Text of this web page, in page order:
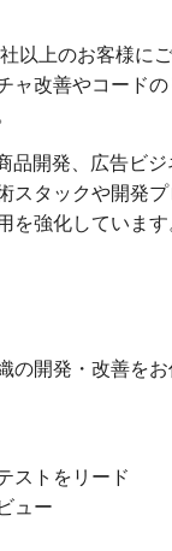
以上のお客様に
ャ改善やコード
品開発、広告ビ
スタックや開発
を強化しています
開発・改善をお
ストをリード
ュー